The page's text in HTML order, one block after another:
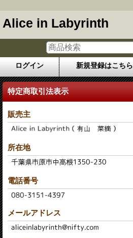
Alice in Labyrinth
ログイン 新規登録はこちら
特定商取引法表示
販売主
所在地
電話番号
メールアドレス